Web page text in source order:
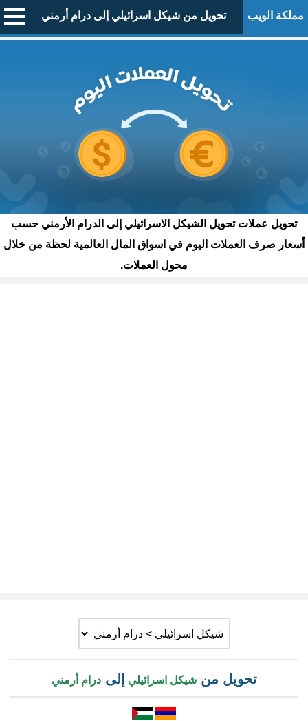
مملكة الويب تحويل من شيكل اسرائيلي إلى درام أرمني
تحويل عملات تحويل الشيكل الاسرائيلي إلى الدرام الأرمني حسب
أسعار صرف العملات اليوم في اسواق المال العالمية لحظة من خلال
محول العملات.
تحويل منشيكل اسرائيلي إلىدرام أرمني